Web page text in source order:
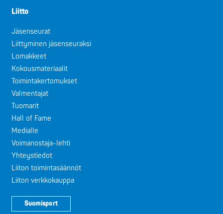
Liitto
Jäsenseurat
Liittyminen jäsenseuraksi
Lomakkeet
Kokousmateriaalit
Toimintakertomukset
Valmentajat
Tuomarit
Hall of Fame
Medialle
Voimanostaja-lehti
Yhteystiedot
Liiton toimintasäännöt
Liiton verkkokauppa
Suomisport